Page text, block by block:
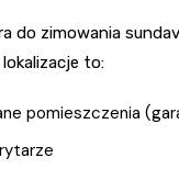
do zimowania
lokalizacje to:
pomieszczenia